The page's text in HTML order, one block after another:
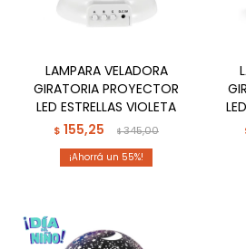
LAMPARA VELADORA
GIRATORIA PROYECTOR
LED ESTRELLAS VIOLETA
$ 155,25 $345,00
55